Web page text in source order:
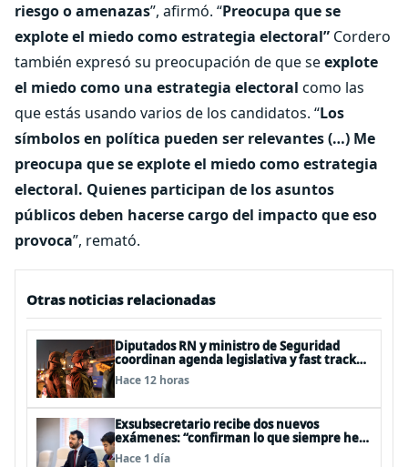
riesgo o amenazas”, afirmó. “Preocupa que se
explote el miedo como estrategia electoral” Cordero
también expresó su preocupación de que seexplote
el miedo como una estrategia electoral como las
que estás usando varios de los candidatos. “Los
símbolos en política pueden ser relevantes (…) Me
preocupa que se explote el miedo como estrategia
electoral. Quienes participan de los asuntos
públicos deben hacerse cargo del impacto que eso
provoca”, remató.
Otras noticias relacionadas
Diputados RN y ministro de Seguridad
coordinan agenda legislativa y fast track
de proyectos
Hace 12 horas
Exsubsecretario recibe dos nuevos
exámenes: “confirman lo que siempre he
dicho que no consumo droga”
Hace 1 día